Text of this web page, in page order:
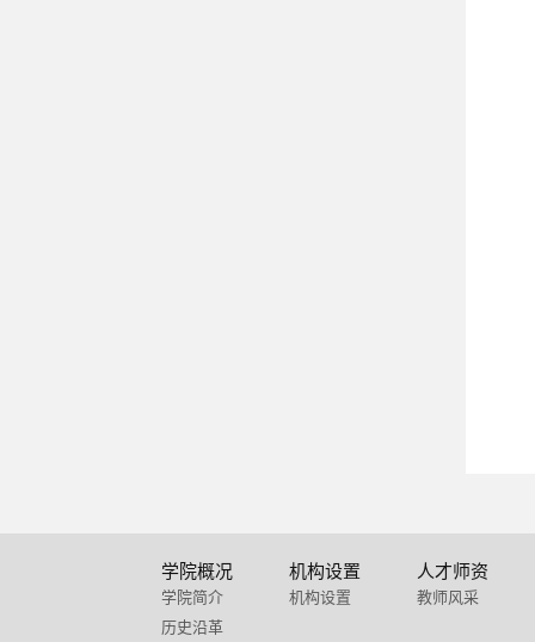
学院概况
学院简介
历史沿革
机构设置
机构设置
人才师资
教师风采